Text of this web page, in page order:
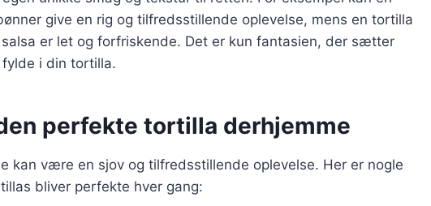
give en rig og tilfredsstillende oplevelse, mens en tortilla
er let og forfriskende. Det er kun fantasien, der sætter
i din tortilla.
perfekte tortilla derhjemme
kan være en sjov og tilfredsstillende oplevelse. Her er nogle
bliver perfekte hver gang: